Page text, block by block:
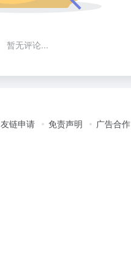
暂无评论...
友链申请 免责声明 广告合作